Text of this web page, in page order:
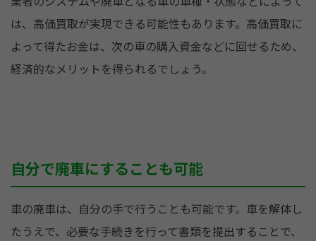
は、高価買取が実現できる可能性もあります。高価買取に
よって得たお金は、次の車の購入資金などに回せるため、
経済的なメリットを得られるでしょう。
自分で廃車にすることも可能
車の廃車は、自分の手で行うことも可能です。車を解体し
たうえで、必要な手続きを行って書類を提出することで、